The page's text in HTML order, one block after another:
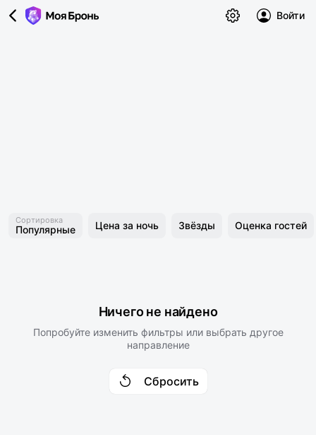
Войти
Сортировка
Популярные Цена за ночь Звёзды Оценка гостей
Ничего не найдено
Попробуйте изменить фильтры или выбрать другое
направление
Сбросить